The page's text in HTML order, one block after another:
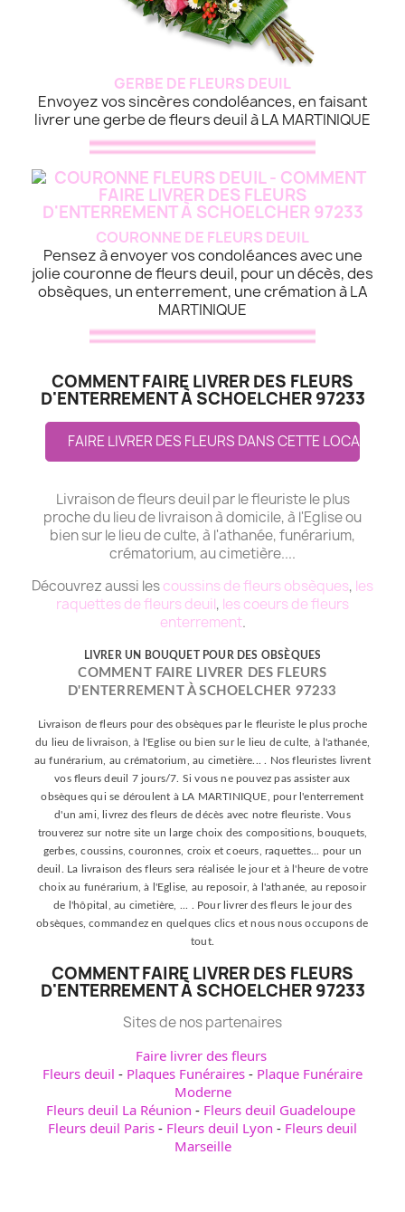
GERBE DE FLEURS DEUIL
Envoyez vos sincères condoléances, en faisant
livrer une gerbe de fleurs deuil à LA MARTINIQUE
COURONNE DE FLEURS DEUIL
Pensez à envoyer vos condoléances avec une
jolie couronne de fleurs deuil, pour un décès, des
obsèques, un enterrement, une crémation à LA
MARTINIQUE
COMMENT FAIRE LIVRER DES FLEURS
D'ENTERREMENT À SCHOELCHER 97233
FAIRE LIVRER DES FLEURS DANS CETTE LOCALITE
Livraison de fleurs deuil par le fleuriste le plus
proche du lieu de livraison à domicile, à l'Eglise ou
bien sur le lieu de culte, à l'athanée, funérarium,
crématorium, au cimetière....
Découvrez aussi lescoussins de fleurs obsèques, les
raquettes de fleurs deuil, les coeurs de fleurs
enterrement.
LIVRER UN BOUQUET POUR DES OBSÈQUES
COMMENT FAIRE LIVRER DES FLEURS
D'ENTERREMENT À SCHOELCHER 97233
Livraison de fleurs pour des obsèques par le fleuriste le plus proche
du lieu de livraison, à l'Eglise ou bien sur le lieu de culte, à l'athanée,
au funérarium, au crématorium, au cimetière... . Nos fleuristes livrent
vos fleurs deuil 7 jours/7. Si vous ne pouvez pas assister aux
obsèques qui se déroulent à LA MARTINIQUE, pour l'enterrement
d'un ami, livrez des fleurs de décès avec notre fleuriste. Vous
trouverez sur notre site un large choix des compositions, bouquets,
gerbes, coussins, couronnes, croix et coeurs, raquettes... pour un
deuil. La livraison des fleurs sera réalisée le jour et à l'heure de votre
choix au funérarium, à l'Eglise, au reposoir, à l'athanée, au reposoir
de l'hôpital, au cimetière, ... . Pour livrer des fleurs le jour des
obsèques, commandez en quelques clics et nous nous occupons de
tout.
COMMENT FAIRE LIVRER DES FLEURS
D'ENTERREMENT À SCHOELCHER 97233
Sites de nos partenaires
Faire livrer des fleurs
Fleurs deuil - Plaques Funéraires - Plaque Funéraire
Moderne
Fleurs deuil La Réunion - Fleurs deuil Guadeloupe
Fleurs deuil Paris - Fleurs deuil Lyon - Fleurs deuil
Marseille